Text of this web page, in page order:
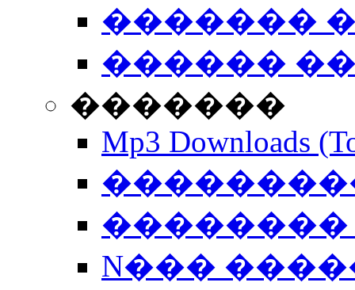
�������
������
�������
Mp3 Downloads
��������
N���